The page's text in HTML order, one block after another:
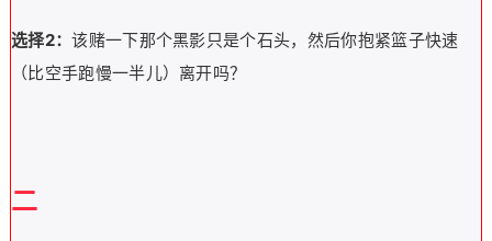
选择2：该赌一下那个黑影只是个石头，然后你抱紧篮子快速
（比空手跑慢一半儿）离开吗？
二